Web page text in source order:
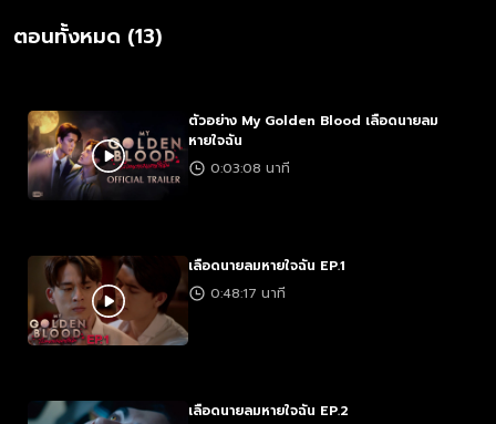
ตอนทั้งหมด (13)
ตัวอย่าง My Golden Blood เลือดนายลม
หายใจฉัน
0:03:08 นาที
เลือดนายลมหายใจฉัน EP.1
0:48:17 นาที
เลือดนายลมหายใจฉัน EP.2